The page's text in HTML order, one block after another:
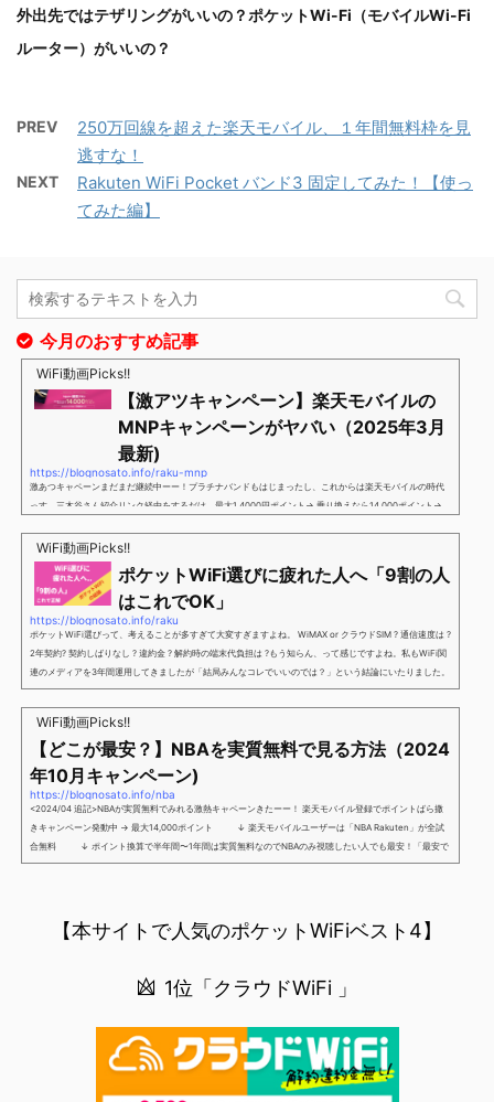
外出先ではテザリングがいいの？ポケットWi-Fi（モバイルWi-Fi
ルーター）がいいの？
PREV
250万回線を超えた楽天モバイル、１年間無料枠を見
逃すな！
NEXT
Rakuten WiFi Pocket バンド3 固定してみた！【使っ
てみた編】
今月のおすすめ記事
WiFi動画Picks!!
【激アツキャンペーン】楽天モバイルの
MNPキャンペーンがヤバい（2025年3月
最新)
https://blognosato.info/raku-mnp
激あつキャペーンまだまだ継続中ーー！プラチナバンドもはじまったし、これからは楽天モバイルの時代
っす。三木谷さん紹介リンク経由をするだけ。最大1,4000円ポイント→ 乗り換えなら14,000ポイント→
谷さんキャンペーン／2回線目以降でもOK再契約でもでもOK背水の陣の楽天モバイル。ついに「最後の賭
け」とも思えるポイントばら撒きキャンペーンを発動してきました。■キャンペーン概要三木谷社長の特
別招待ページから楽天モバイ...
WiFi動画Picks!!
ポケットWiFi選びに疲れた人へ「9割の人
はこれでOK」
https://blognosato.info/raku
ポケットWiFi選びって、考えることが多すぎて大変すぎますよね。 WiMAX or クラウドSIM ? 通信速度は ?
2年契約? 契約しばりなし ? 違約金 ? 解約時の端末代負担は ?もう知らん、って感じですよね。私もWiFi関
連のメディアを3年間運用してきましたが「結局みんなコレでいいのでは？」という結論にいたりました。
ということで、「ポケットWiFi選びに疲れた」「結局どれがいいのか分からない」と言う人向けに【最終
解】を用意しました。ポケットWiFiのヘビーユーザー視点で「90％の人はこれだけでいいやん」というも
のなので、「多...
WiFi動画Picks!!
【どこが最安？】NBAを実質無料で見る方法（2024
年10月キャンペーン)
https://blognosato.info/nba
<2024/04 追記>NBAが実質無料でみれる激熱キャペーンきたーー！ 楽天モバイル登録でポイントばら撒
きキャンペーン発動中 → 最大14,000ポイント ↓ 楽天モバイルユーザーは「NBA Rakuten」が全試
合無料 ↓ ポイント換算で半年間〜1年間は実質無料なのでNBAのみ視聴したい人でも最安！「最安で
NBAを見る方法」が「楽天モバイルを契約すること」というもはや意味不明な状況...楽天モバイルでNBAを
【本サイトで人気のポケットWiFiベスト4】
1位「クラウドWiFi 」